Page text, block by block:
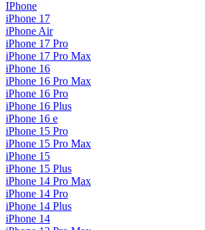
IPhone
iPhone 17
iPhone Air
iPhone 17 Pro
iPhone 17 Pro Max
iPhone 16
iPhone 16 Pro Max
iPhone 16 Pro
iPhone 16 Plus
iPhone 16 e
iPhone 15 Pro
iPhone 15 Pro Max
iPhone 15
iPhone 15 Plus
iPhone 14 Pro Max
iPhone 14 Pro
iPhone 14 Plus
iPhone 14